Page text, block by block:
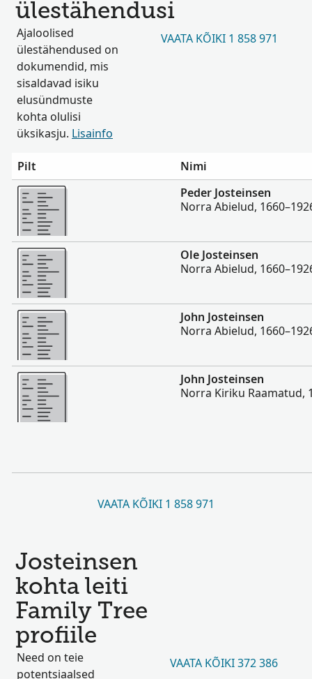
ülestähendusi
Ajaloolised
ülestähendused on
dokumendid, mis
sisaldavad isiku
elusündmuste
kohta olulisi
üksikasju. Lisainfo
VAATA KÕIKI 1 858 971
Pilt
Nimi
Rohkem
Peder Josteinsen
Norra Abielud,
Rohkem
Ole Josteinsen
Norra Abielud,
Rohkem
John Josteinsen
Norra Abielud,
Rohkem
John Josteinsen
Norra Kiriku Raamatud,
VAATA KÕIKI 1 858 971
Josteinsen
kohta leiti
Family Tree
profiile
Need on teie
potentsiaalsed
VAATA KÕIKI 372 386